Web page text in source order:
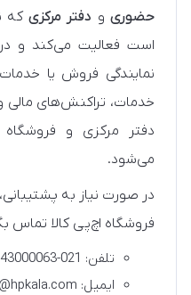
حضوریو دفتر مرکزیکه
است فعالیت می‌کند و
نمایندگی فروش یا
خدمات، تراکنش‌های مالی
دفتر مرکزی و
می‌شود.
در صورت نیاز به
فروشگاه اچ‌پی کالا تماس
تلفن: 021-43000063
ایمیل: support@hpkala.com